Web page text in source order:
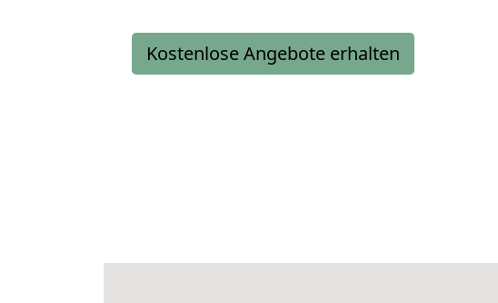
Kostenlose Angebote erhalten